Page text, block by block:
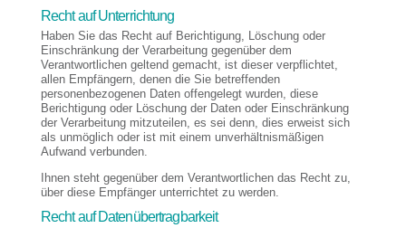
Recht auf Unterrichtung
Haben Sie das Recht auf Berichtigung, Löschung oder
Einschränkung der Verarbeitung gegenüber dem
Verantwortlichen geltend gemacht, ist dieser verpflichtet,
allen Empfängern, denen die Sie betreffenden
personenbezogenen Daten offengelegt wurden, diese
Berichtigung oder Löschung der Daten oder Einschränkung
der Verarbeitung mitzuteilen, es sei denn, dies erweist sich
als unmöglich oder ist mit einem unverhältnismäßigen
Aufwand verbunden.
Ihnen steht gegenüber dem Verantwortlichen das Recht zu,
über diese Empfänger unterrichtet zu werden.
Recht auf Datenübertragbarkeit